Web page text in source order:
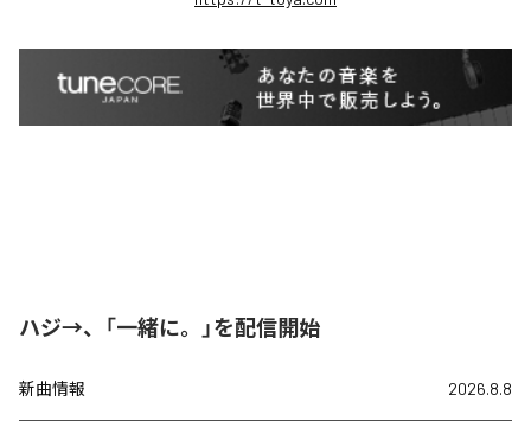
ハジ→、「一緒に。」を配信開始
新曲情報 2026.8.8